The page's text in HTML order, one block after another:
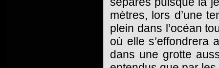
mètres, lors d’une
plein dans l’océan
où elle s’effondrera
dans une grotte